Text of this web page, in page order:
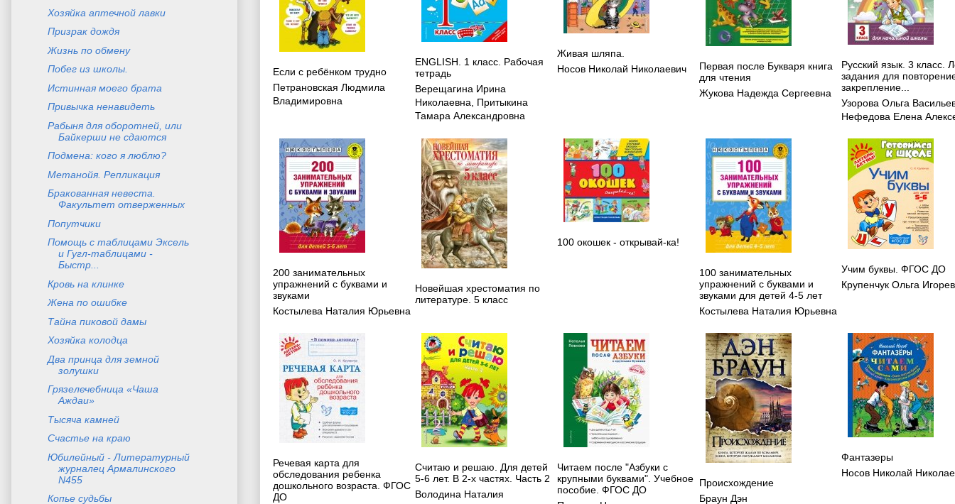
Если с ребёнком трудно
Петрановская Людмила
Владимировна
ENGLISH. 1 класс. Рабочая
тетрадь
Верещагина Ирина
Николаевна
Притыкина
Тамара Александровна
Живая шляпа.
Носов Николай Николаевич
Первая после Букваря книга
для чтения
Жукова Надежда Сергеевна
Русский язык. 3 класс.
задания для
закрепление...
Узорова Ольга
Нефедова Елена
200 занимательных
упражнений с буквами и
звуками
Костылева Наталия Юрьевна
Новейшая хрестоматия по
литературе. 5 класс
100 окошек - открывай-ка!
100 занимательных
упражнений с буквами и
звуками для детей 4-5 лет
Костылева Наталия Юрьевна
Учим буквы. ФГОС ДО
Крупенчук Ольга
Речевая карта для
обследования ребенка
дошкольного возраста. ФГОС
ДО
Считаю и решаю. Для детей
5-6 лет. В 2-х частях. Часть 2
Володина Наталия
Читаем после "Азбуки с
крупными буквами". Учебное
пособие. ФГОС ДО
Происхождение
Браун Дэн
Фантазеры
Носов Николай
Хозяйка аптечной лавки
Призрак дождя
Жизнь по обмену
Побег из школы.
Истинная моего брата
Привычка ненавидеть
Рабыня для оборотней, или
Байкерши не сдаются
Подмена: кого я люблю?
Метанойя. Репликация
Бракованная невеста.
Факультет отверженных
Попутчики
Помощь с таблицами Эксель
и Гугл-таблицами -
Быстр...
Кровь на клинке
Жена по ошибке
Тайна пиковой дамы
Хозяйка колодца
Два принца для земной
золушки
Грязелечебница «Чаша
Аждаи»
Тысяча камней
Счастье на краю
Юбилейный - Литературный
журналец Армалинского
N455
Копье судьбы